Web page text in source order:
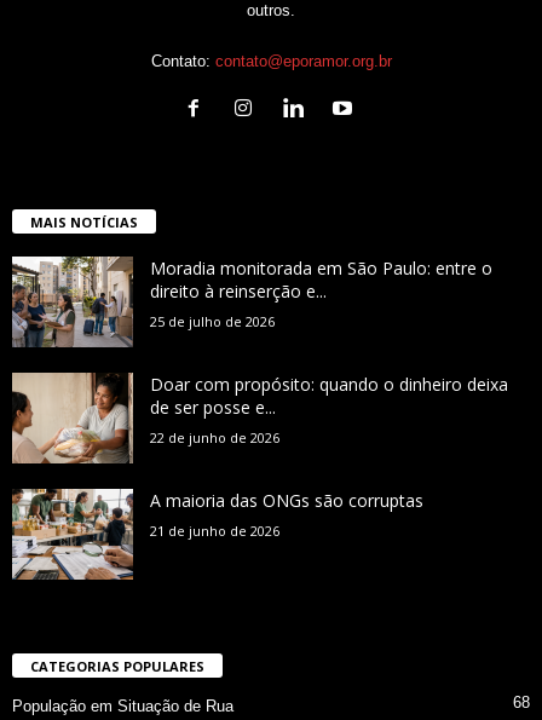
outros.
Contato: contato@eporamor.org.br
MAIS NOTÍCIAS
Moradia monitorada em São Paulo: entre o
direito à reinserção e...
25 de julho de 2026
Doar com propósito: quando o dinheiro deixa
de ser posse e...
22 de junho de 2026
A maioria das ONGs são corruptas
21 de junho de 2026
CATEGORIAS POPULARES
População em Situação de Rua 68